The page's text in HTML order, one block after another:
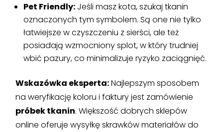
Pet Friendly: Jeśli masz kota, szukaj tkanin
oznaczonych tym symbolem. Są one nie tylko
łatwiejsze w czyszczeniu z sierści, ale też
posiadają wzmocniony splot, w który trudniej
wbić pazury, co minimalizuje ryzyko zaciągnięć.
Wskazówka eksperta:Najlepszym sposobem
na weryfikację koloru i faktury jest zamówienie
próbek tkanin. Większość dobrych sklepów
online oferuje wysyłkę skrawków materiałów do